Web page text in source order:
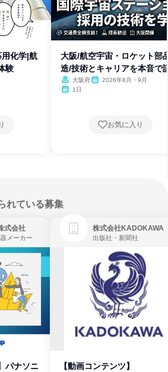
化学|航
験
大阪/航空宇宙・ロケット部
造/技術とキャリアを本音で
大阪府
2026年8月・9月
1日
お気に入り
れている募集
式会社
メーカー
パナソニ
株式会社KADOKAWA
出版社・新聞社
【動画コンテンツ】